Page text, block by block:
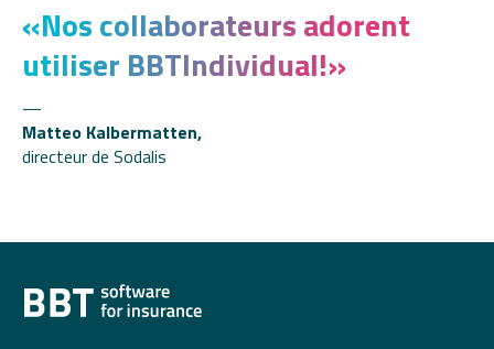
«Nos collaborateurs adorent
utiliser BBTIndividual!»
Matteo Kalbermatten,
directeur de Sodalis